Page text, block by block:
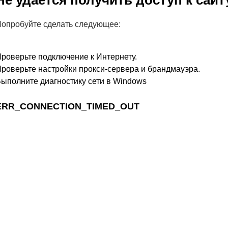
сделать следующее:
подключение к Интернету.
настройки прокси-сервера и брандмауэра.
диагностику сети в Windows